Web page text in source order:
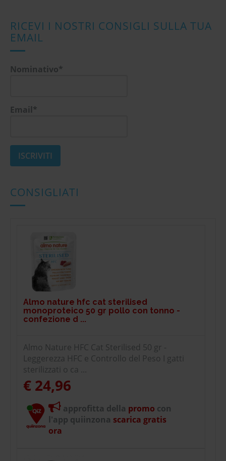
RICEVI I NOSTRI CONSIGLI SULLA TUA
EMAIL
Nominativo*
Email*
CONSIGLIATI
Almo nature hfc cat sterilised
monoproteico 50 gr pollo con tonno -
confezione d ...
Almo Nature HFC Cat Sterilised 50 gr -
Leggerezza HFC e Controllo del Peso I gatti
sterilizzati o ca ...
€ 24,96
approfitta della promo con
l'app quiinzona scarica gratis
ora